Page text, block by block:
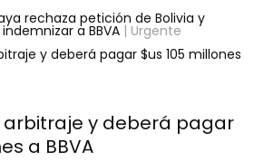
rechaza petición de Bolivia y
a BBVA| Urgente
y deberá pagar $us 105 millones
arbitraje y deberá pagar
a BBVA